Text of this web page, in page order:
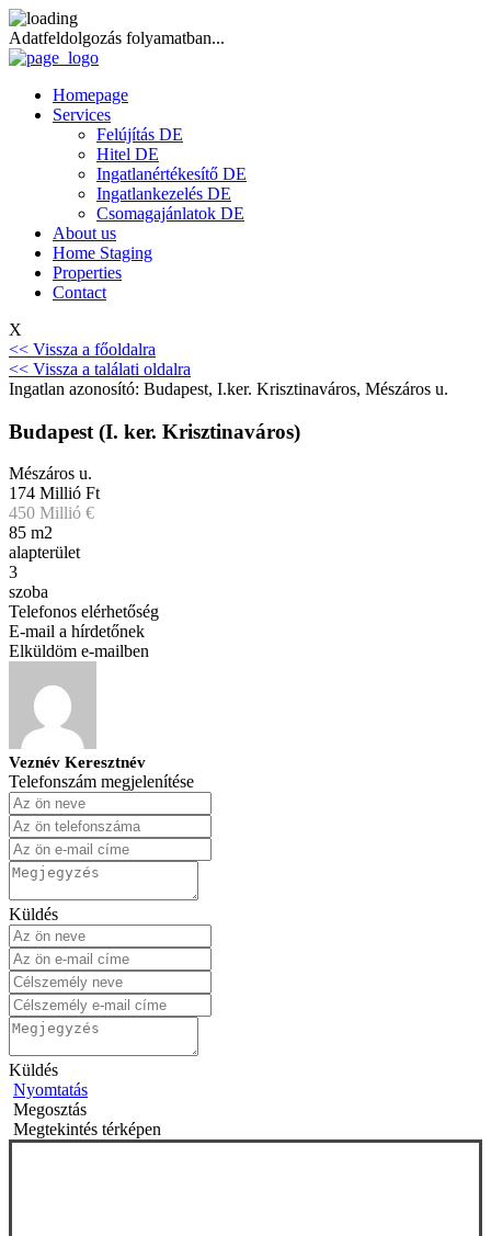
Adatfeldolgozás folyamatban...
Homepage
Services
Felújítás DE
Hitel DE
Ingatlanértékesítő DE
Ingatlankezelés DE
Csomagajánlatok DE
About us
Home Staging
Properties
Contact
X
<< Vissza a főoldalra
<< Vissza a találati oldalra
Ingatlan azonosító: Budapest, I.ker. Krisztinaváros, Mészáros u.
Budapest (I. ker. Krisztinaváros)
Mészáros u.
174 Millió Ft
450 Millió €
85 m2
alapterület
3
szoba
Telefonos elérhetőség
E-mail a hírdetőnek
Elküldöm e-mailben
Veznév Keresztnév
Telefonszám megjelenítése
Küldés
Küldés
Nyomtatás
Megosztás
Megtekintés térképen